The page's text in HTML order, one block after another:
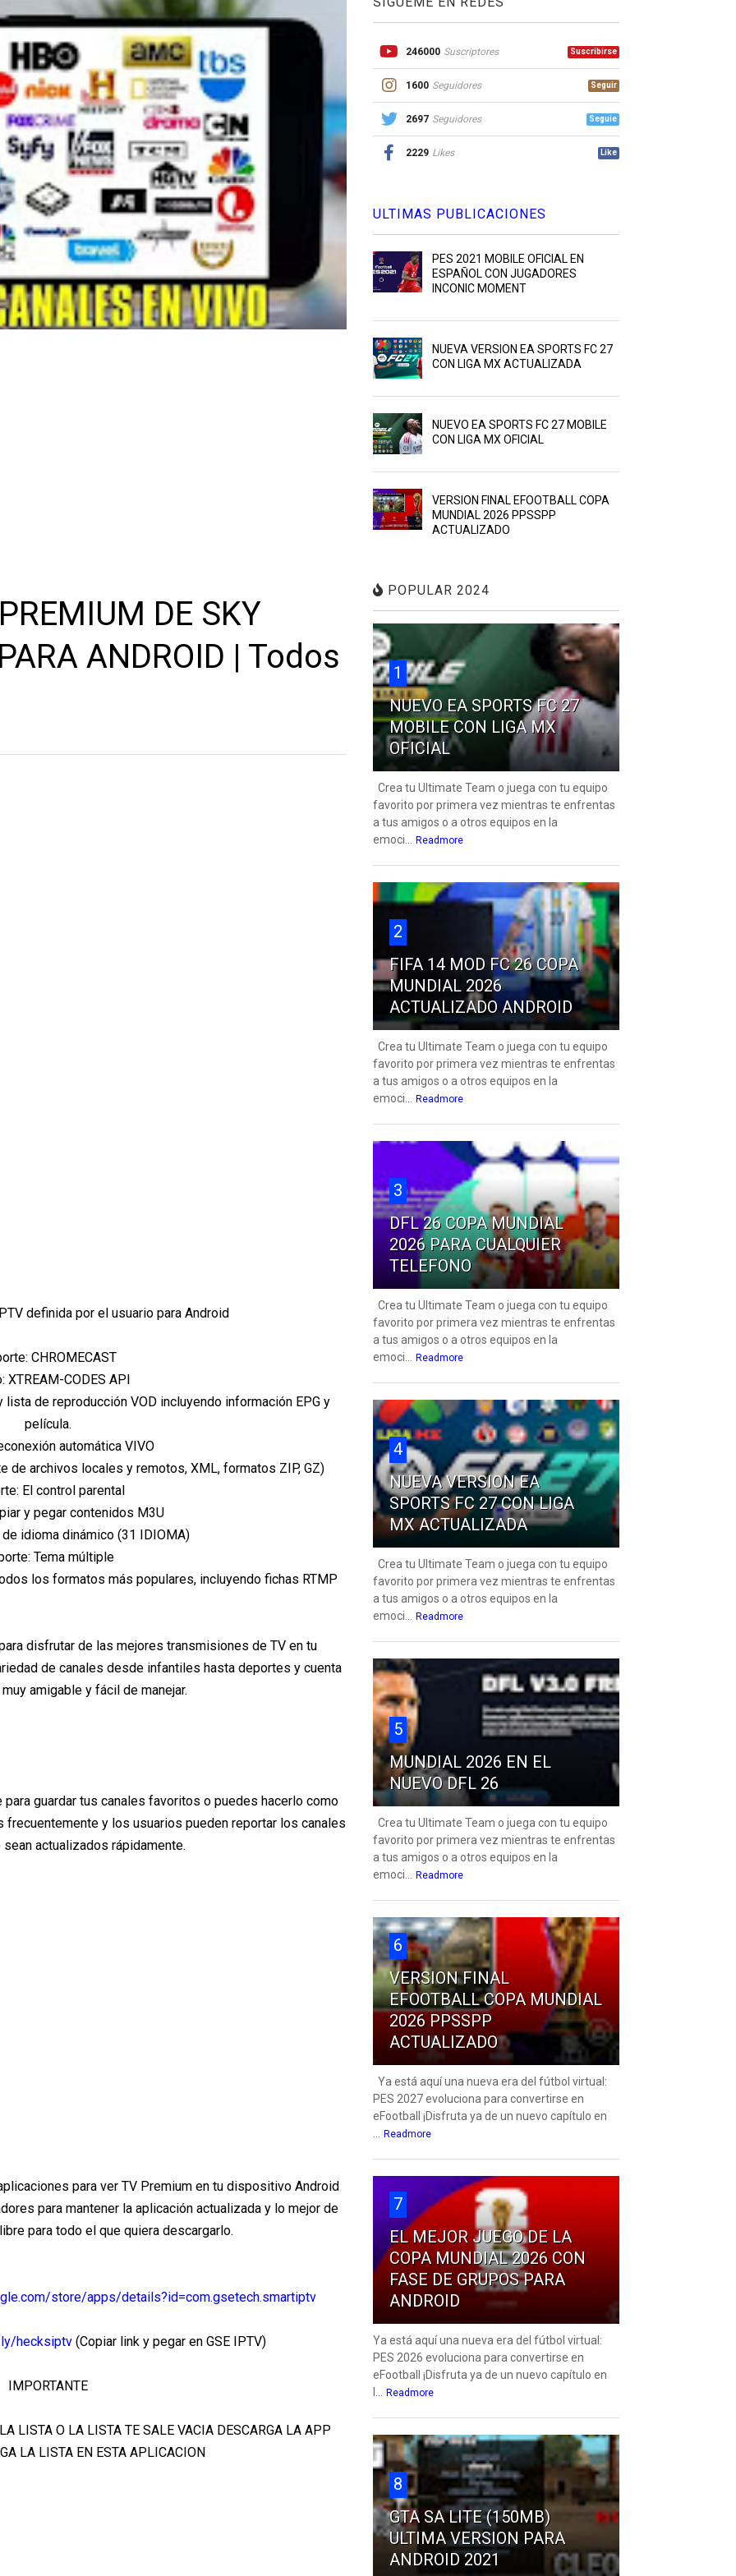
DE SKY
ANDROID | Todos
definida por el usuario para Android
CHROMECAST
XTREAM-CODES API
de reproducción VOD incluyendo información EPG y
película.
automática VIVO
de archivos locales y remotos, XML, formatos ZIP, GZ)
El control parental
y pegar contenidos M3U
idioma dinámico (31 IDIOMA)
Tema múltiple
los formatos más populares, incluyendo fichas RTMP
disfrutar de las mejores transmisiones de TV en tu
de canales desde infantiles hasta deportes y cuenta
amigable y fácil de manejar.
guardar tus canales favoritos o puedes hacerlo como
y los usuarios pueden reportar los canales
actualizados rápidamente.
para ver TV Premium en tu dispositivo Android
para mantener la aplicación actualizada y lo mejor de
para todo el que quiera descargarlo.
store/apps/details?id=com.gsetech.smartiptv
hecksiptv (Copiar link y pegar en GSE IPTV)
IMPORTANTE
LISTA O LA LISTA TE SALE VACIA DESCARGA LA APP
LA LISTA EN ESTA APLICACION
246000 Suscriptores Suscribirse
1600 Seguidores Seguir
2697 Seguidores Seguie
2229 Likes Like
ULTIMAS PUBLICACIONES
PES 2021 MOBILE OFICIAL EN
ESPAÑOL CON JUGADORES
INCONIC MOMENT
NUEVA VERSION EA SPORTS FC 27
CON LIGA MX ACTUALIZADA
NUEVO EA SPORTS FC 27 MOBILE
CON LIGA MX OFICIAL
VERSION FINAL EFOOTBALL COPA
MUNDIAL 2026 PPSSPP
ACTUALIZADO
POPULAR 2024
1
NUEVO EA SPORTS FC 27
MOBILE CON LIGA MX
OFICIAL
Crea tu Ultimate Team o juega con tu equipo
favorito por primera vez mientras te enfrentas
a tus amigos o a otros equipos en la
emoci...
Readmore
2
FIFA 14 MOD FC 26 COPA
MUNDIAL 2026
ACTUALIZADO ANDROID
Crea tu Ultimate Team o juega con tu equipo
favorito por primera vez mientras te enfrentas
a tus amigos o a otros equipos en la
emoci...
Readmore
3
DFL 26 COPA MUNDIAL
2026 PARA CUALQUIER
TELEFONO
Crea tu Ultimate Team o juega con tu equipo
favorito por primera vez mientras te enfrentas
a tus amigos o a otros equipos en la
emoci...
Readmore
4
NUEVA VERSION EA
SPORTS FC 27 CON LIGA
MX ACTUALIZADA
Crea tu Ultimate Team o juega con tu equipo
favorito por primera vez mientras te enfrentas
a tus amigos o a otros equipos en la
emoci...
Readmore
5
MUNDIAL 2026 EN EL
NUEVO DFL 26
Crea tu Ultimate Team o juega con tu equipo
favorito por primera vez mientras te enfrentas
a tus amigos o a otros equipos en la
emoci...
Readmore
6
VERSION FINAL
EFOOTBALL COPA MUNDIAL
2026 PPSSPP
ACTUALIZADO
Ya está aquí una nueva era del fútbol virtual:
PES 2027 evoluciona para convertirse en
eFootball ¡Disfruta ya de un nuevo capítulo en
Readmore
7
EL MEJOR JUEGO DE LA
COPA MUNDIAL 2026 CON
FASE DE GRUPOS PARA
ANDROID
Ya está aquí una nueva era del fútbol virtual:
PES 2026 evoluciona para convertirse en
eFootball ¡Disfruta ya de un nuevo capítulo en
Readmore
8
GTA SA LITE (150MB)
ULTIMA VERSION PARA
ANDROID 2021